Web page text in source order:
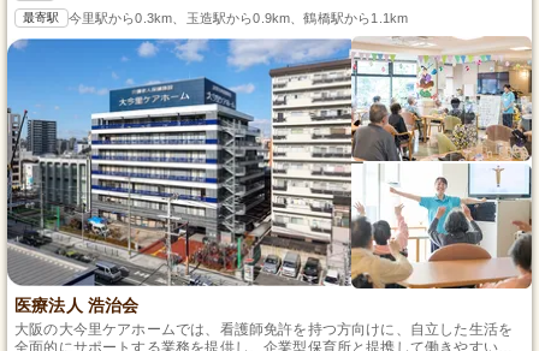
最寄駅 今里駅から0.3km、玉造駅から0.9km、鶴橋駅から1.1km
医療法人 浩治会
大阪の大今里ケアホームでは、看護師免許を持つ方向けに、自立した生活を
全面的にサポートする業務を提供し、企業型保育所と提携して働きやすい環